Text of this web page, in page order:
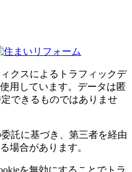
クスによるトラフィックデ
用しています。データは匿
できるものではありませ
託に基づき、第三者を経由
場合があります。
を無効にすることでトラ